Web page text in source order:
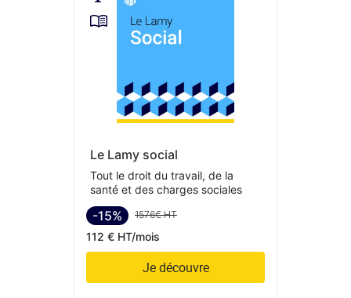
Le Lamy social
Tout le droit du travail, de la
santé et des charges sociales
-15% 1576€ HT
112 € HT/mois
Je découvre